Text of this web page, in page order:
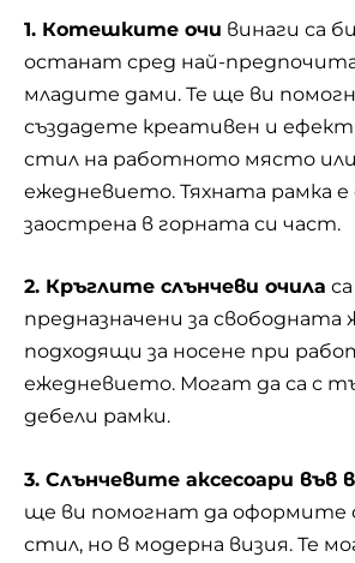
1. Котешките очи винаги са
останат сред най-
младите дами. Те ще ви
създадете креативен и
стил на работното място
ежедневието. Тяхната рамка е
заострена в горната си част.
2. Кръглите слънчеви очила са
предназначени за свободната
подходящи за носене при
ежедневието. Могат да са с
дебели рамки.
3. Слънчевите аксесоари
ще ви помогнат да оформите
стил, но в модерна визия. Те